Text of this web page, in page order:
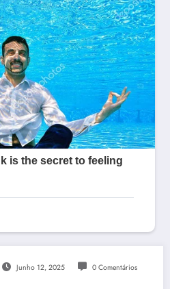
Junho 12, 2025 0 Comentários